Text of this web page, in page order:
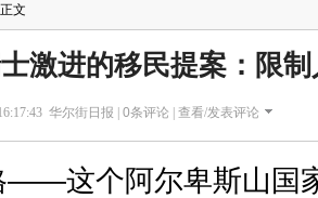
文
激进的移民提案：限
华尔街日报 | 0条评论 | 查看/发表评论
这个阿尔卑斯山国家